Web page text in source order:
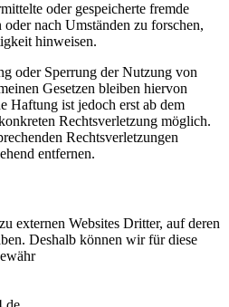
oder gespeicherte fremde
nach Umständen zu forschen,
hinweisen.
oder Sperrung der Nutzung von
Gesetzen bleiben hiervon
Haftung ist jedoch erst ab dem
Rechtsverletzung möglich.
Rechtsverletzungen
entfernen.
externen Websites Dritter, auf deren
Deshalb können wir für diese